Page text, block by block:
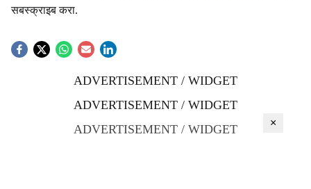
सबस्क्राइब करा.
ADVERTISEMENT / WIDGET
ADVERTISEMENT / WIDGET
ADVERTISEMENT / WIDGET
×